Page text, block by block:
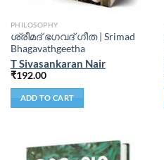
PHILOSOPHY
ശ്രീമദ് ഭഗവദ് ഗീത | Srimad
Bhagavathgeetha
T Sivasankaran Nair
₹192.00
ADD TO CART